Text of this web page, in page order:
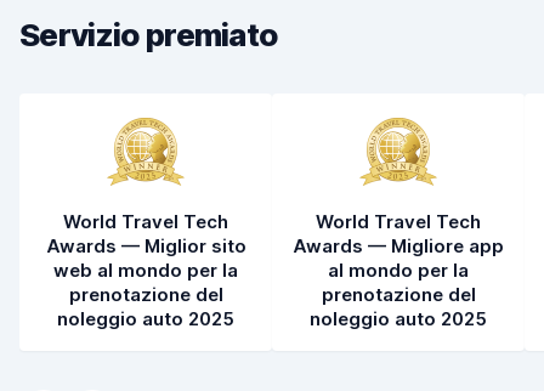
Servizio premiato
World Travel Tech
Awards — Miglior sito
web al mondo per la
prenotazione del
noleggio auto 2025
World Travel Tech
Awards — Migliore app
al mondo per la
prenotazione del
noleggio auto 2025